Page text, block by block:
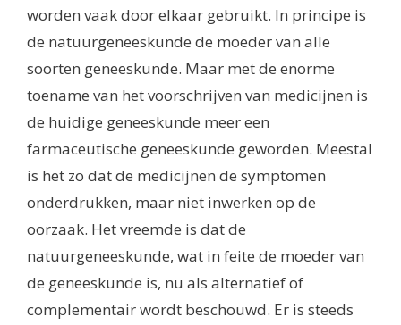
worden vaak door elkaar gebruikt. In principe is
de natuurgeneeskunde de moeder van alle
soorten geneeskunde. Maar met de enorme
toename van het voorschrijven van medicijnen is
de huidige geneeskunde meer een
farmaceutische geneeskunde geworden. Meestal
is het zo dat de medicijnen de symptomen
onderdrukken, maar niet inwerken op de
oorzaak. Het vreemde is dat de
natuurgeneeskunde, wat in feite de moeder van
de geneeskunde is, nu als alternatief of
complementair wordt beschouwd. Er is steeds